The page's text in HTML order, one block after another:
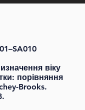
віку
порівняння
Brooks.